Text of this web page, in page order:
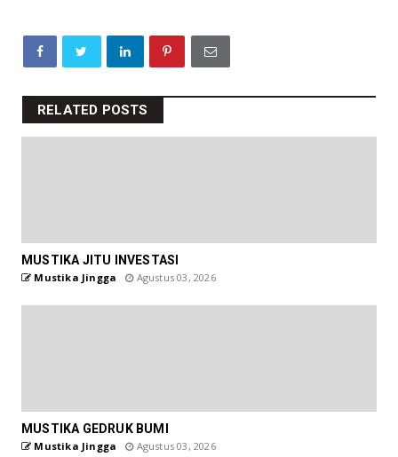
RELATED POSTS
MUSTIKA JITU INVESTASI
Mustika Jingga Agustus 03, 2026
MUSTIKA GEDRUK BUMI
Mustika Jingga Agustus 03, 2026